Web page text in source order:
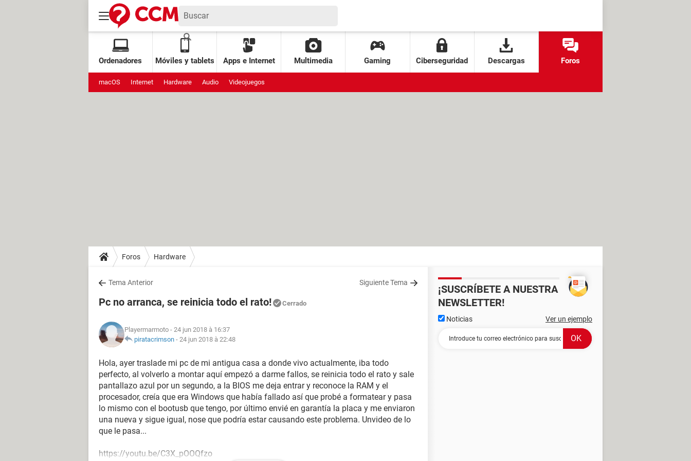
Ordenadores Móviles y tablets Apps e Internet Multimedia Gaming Ciberseguridad Descargas Foros
macOS Internet Hardware Audio Videojuegos
Foros Hardware
Tema Anterior Siguiente Tema
Pc no arranca, se reinicia todo el rato! Cerrado
Playermarmoto - 24 jun 2018 à 16:37
piratacrimson - 24 jun 2018 à 22:48
Hola, ayer traslade mi pc de mi antigua casa a donde vivo actualmente, iba todo
perfecto, al volverlo a montar aquí empezó a darme fallos, se reinicia todo el rato y sale
pantallazo azul por un segundo, a la BIOS me deja entrar y reconoce la RAM y el
procesador, creía que era Windows que había fallado así que probé a formatear y pasa
lo mismo con el bootusb que tengo, por último envié en garantía la placa y me enviaron
una nueva y sigue igual, nose que podría estar causando este problema. Unvideo de lo
que le pasa...
https://youtu.be/C3X_pOOQfzo
¡SUSCRÍBETE A NUESTRA
NEWSLETTER!
Noticias Ver un ejemplo